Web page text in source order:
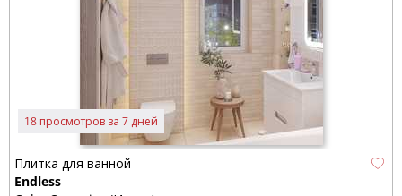
18 просмотров за 7 дней
Плитка для ванной
Endless